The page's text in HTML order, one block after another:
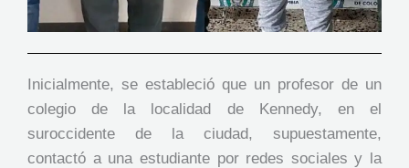
Inicialmente, se estableció que un profesor de un
colegio de la localidad de Kennedy, en el
suroccidente de la ciudad, supuestamente,
contactó a una estudiante por redes sociales y la